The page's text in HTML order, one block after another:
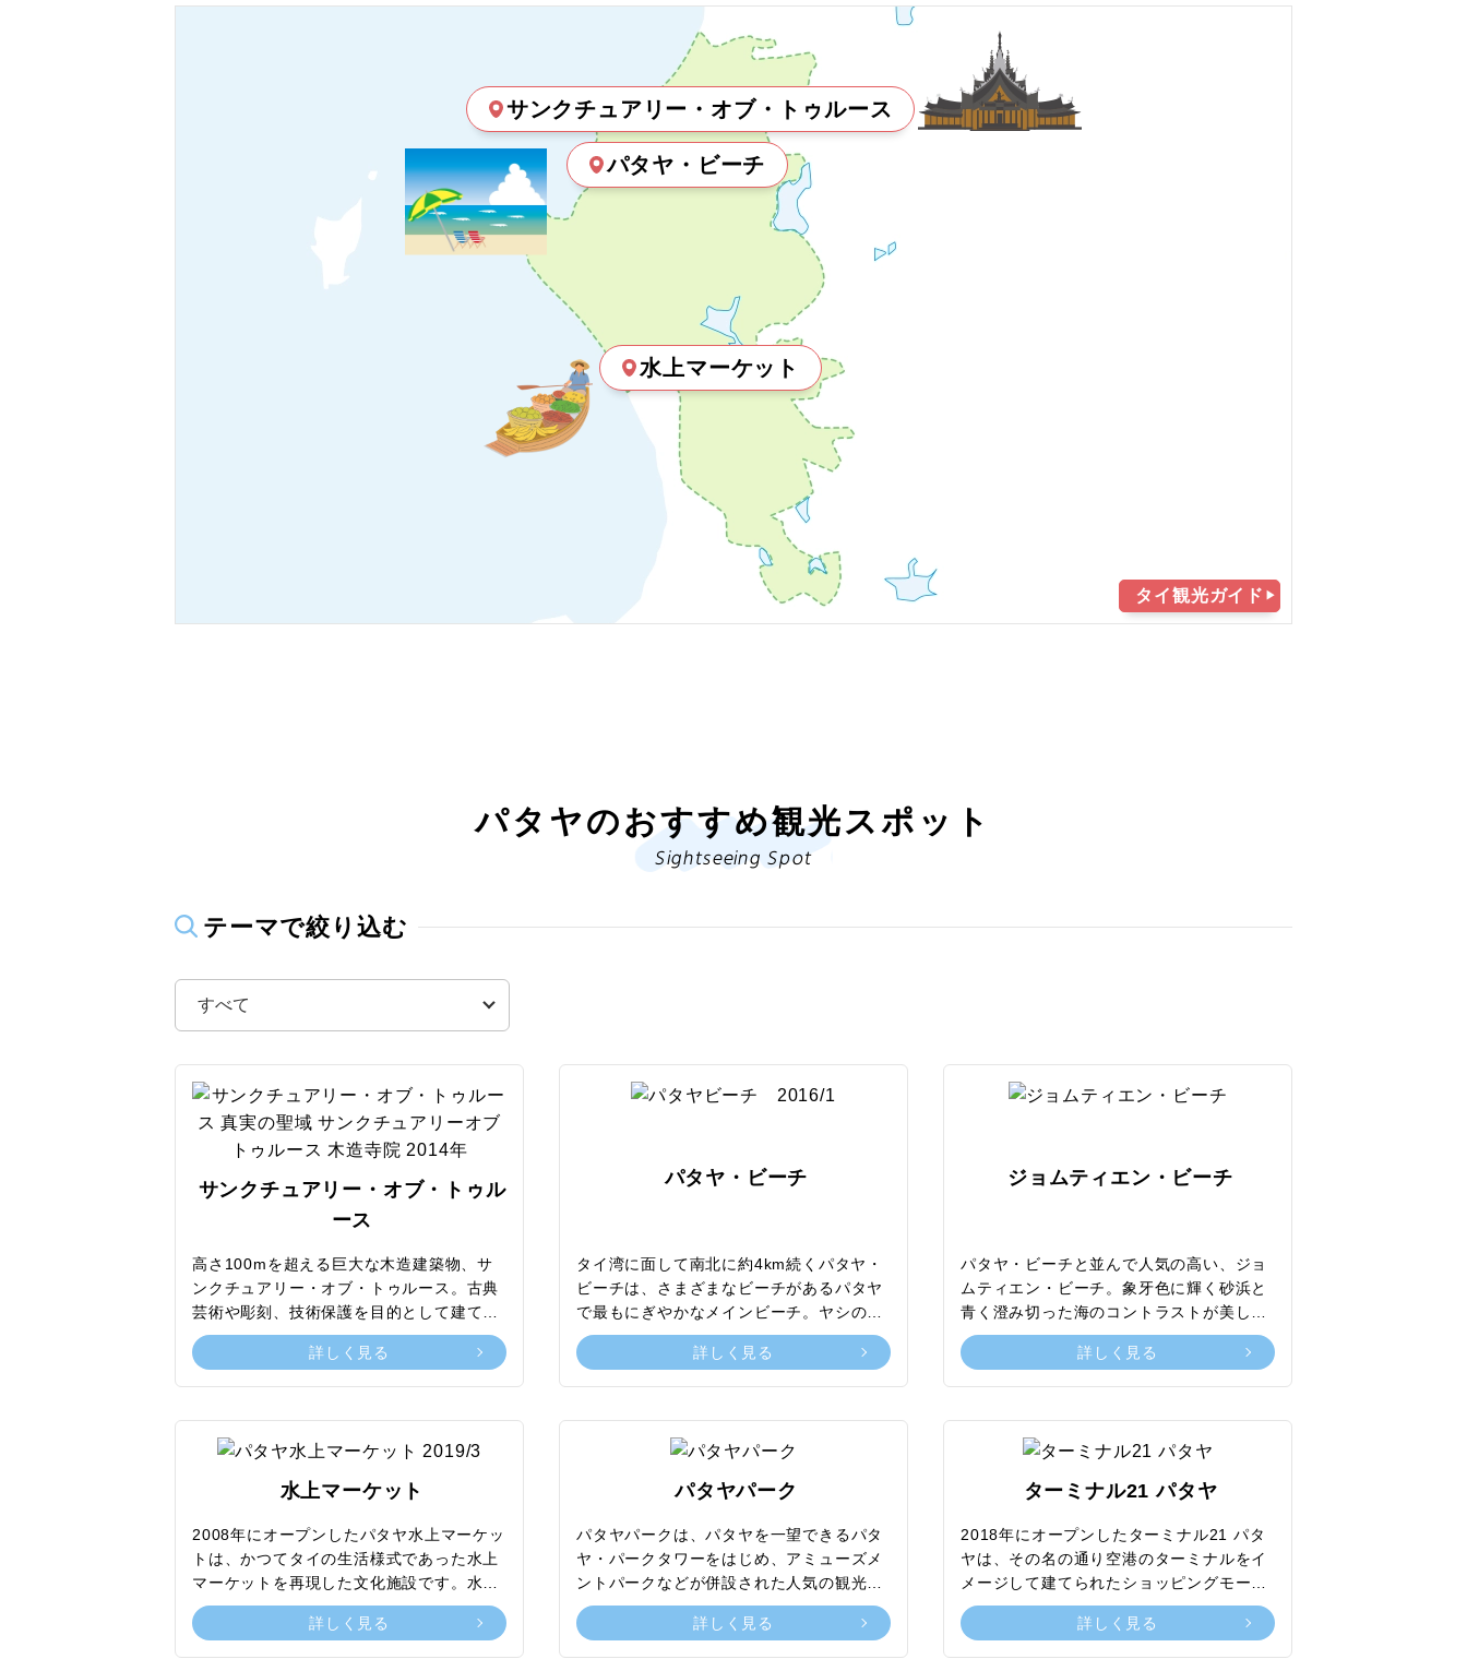
サンクチュアリー・オブ・トゥルース
パタヤ・ビーチ
水上マーケット
タイ観光ガイド
パタヤのおすすめ観光スポット
Sightseeing Spot
テーマで絞り込む
サンクチュアリー・オブ・トゥル
ース
高さ100mを超える巨大な木造建築物、サ
ンクチュアリー・オブ・トゥルース。古典
芸術や彫刻、技術保護を目的として建てら
れており、1981年に着工するものの未だ完
成しておらず現在も建設中です。タイの建
築様式で、見どころはチャトゥラムック・
葉樹から精巧に彫刻されています。美しい
建築方法に加えて、お釈迦様の教えに従っ
た設計者レック・ビリヤファント氏の強い
情熱にも価値があるとされ、訪れる人々を
魅了しています。ボートに乗って海上から
の見学や英語、日本語のガイドによる案内
な気分を味わえ、心をリフレッシュできる
詳しく見る
パタヤ・ビーチ
タイ湾に面して南北に約4km続くパタヤ・
ビーチは、さまざまなビーチがあるパタヤ
で最もにぎやかなメインビーチ。ヤシの木
が生い茂る白砂のビーチに色鮮やかなパラ
ソルが並ぶ姿はまさに南国リゾートで、世
界各国から観光客が訪れる人気観光スポッ
セーリングやバナナボートなど、多様なア
クティビティが楽しめます。また、ビーチ
周辺にはホテルやレストラン、ショップな
どが数多く立ち並んでおり、ビーチとあわ
せてショッピングを楽しんだり食事を堪能
したり、思い思いの滞在を満喫できるのも
足を運びたいスポットです。
詳しく見る
ジョムティエン・ビーチ
パタヤ・ビーチと並んで人気の高い、ジョ
ムティエン・ビーチ。象牙色に輝く砂浜と
青く澄み切った海のコントラストが美し
く、パタヤ・ビーチと比較して落ち着いた
雰囲気があり、ファミリー層やタイ在住の
外国人から人気を誇っています。パタヤ・
ーツが楽しめるのも魅力の一つ。ビーチの
北側には大小さまざまなホテルが点在して
いるほか、周辺にはレストランやカフェも
あるため、思う存分南国リゾートの雰囲気
を満喫できます。海水浴やアクティビティ
を楽しんだり日光浴をしたり、落ち着いた
すめのスポットです。
詳しく見る
水上マーケット
2008年にオープンしたパタヤ水上マーケッ
トは、かつてタイの生活様式であった水上
マーケットを再現した文化施設です。水上
にはタイの四つの主要地域を区画分けした
エリアがあり、それぞれで異なる文化や生
活様式を徒歩で散策したり小舟で遊覧した
詳しく見る
パタヤパーク
パタヤパークは、パタヤを一望できるパタ
ヤ・パークタワーをはじめ、アミューズメ
ントパークなどが併設された人気の観光ス
ポット。展望台からはパタヤ・ビーチとジ
ョムティエン・ビーチを一望できるほか、
回転するレストランもありパタヤの美しい
詳しく見る
ターミナル21 パタヤ
2018年にオープンしたターミナル21 パタ
ヤは、その名の通り空港のターミナルをイ
メージして建てられたショッピングモール
です。見どころは、カリブ海・パリ・ロン
ドン・イスタンブール・東京・サンフラン
シスコ・ハリウッドなどをテーマに各地域
詳しく見る